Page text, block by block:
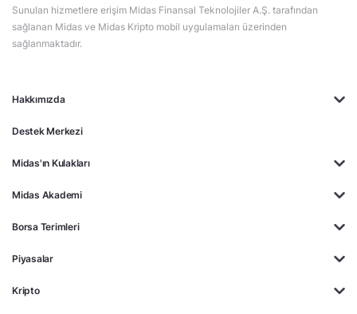
Hakkımızda
Destek Merkezi
Midas'ın Kulakları
Midas Akademi
Borsa Terimleri
Piyasalar
Kripto
Sunulan hizmetlere erişim Midas Finansal Teknolojiler A.Ş. tarafından
sağlanan Midas ve Midas Kripto mobil uygulamaları üzerinden
sağlanmaktadır.